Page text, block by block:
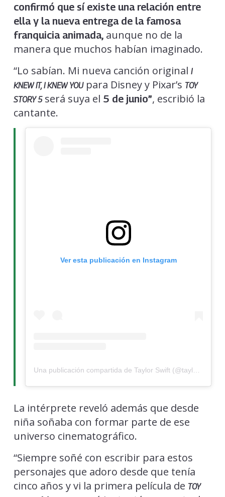
confirmó que sí existe una relación entre
ella y la nueva entrega de la famosa
franquicia animada,aunque no de la
manera que muchos habían imaginado.
“Lo sabían. Mi nueva canción original I
KNEW IT, I KNEW YOUpara Disney y Pixar’s TOY
STORY 5 será suya el 5 de junio”, escribió la
cantante.
Ver esta publicación en Instagram
La intérprete reveló además que desde
niña soñaba con formar parte de ese
universo cinematográfico.
“Siempre soñé con escribir para estos
personajes que adoro desde que tenía
cinco años y vi la primera película de TOY